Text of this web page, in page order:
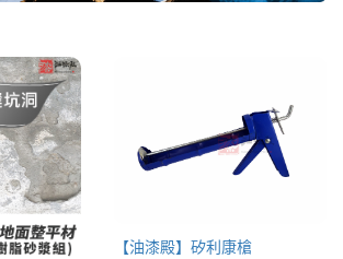
【油漆殿】矽利康槍